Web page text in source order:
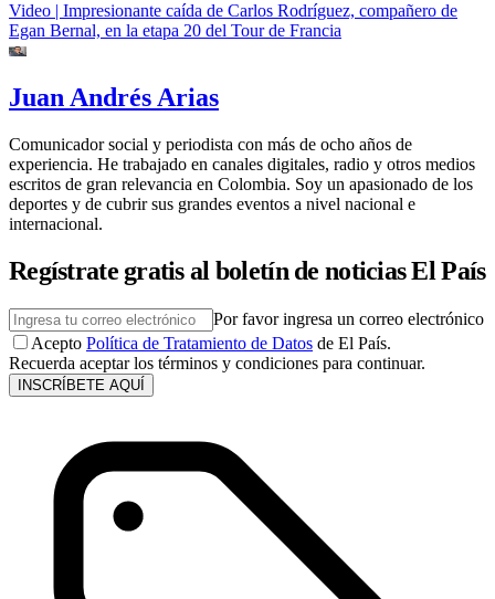
Video | Impresionante caída de Carlos Rodríguez, compañero de
Egan Bernal, en la etapa 20 del Tour de Francia
Juan Andrés Arias
Comunicador social y periodista con más de ocho años de
experiencia. He trabajado en canales digitales, radio y otros medios
escritos de gran relevancia en Colombia. Soy un apasionado de los
deportes y de cubrir sus grandes eventos a nivel nacional e
internacional.
Regístrate gratis al boletín de noticias El País
Por favor ingresa un correo electrónico
Acepto Política de Tratamiento de Datos de El País.
Recuerda aceptar los términos y condiciones para continuar.
INSCRÍBETE AQUÍ